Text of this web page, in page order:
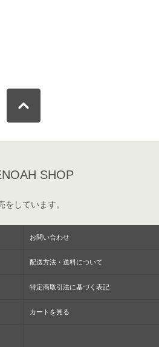
SHOP
をしています。
お問い合わせ
配送方法・送料について
特定商取引法に基づく表記
カートを見る